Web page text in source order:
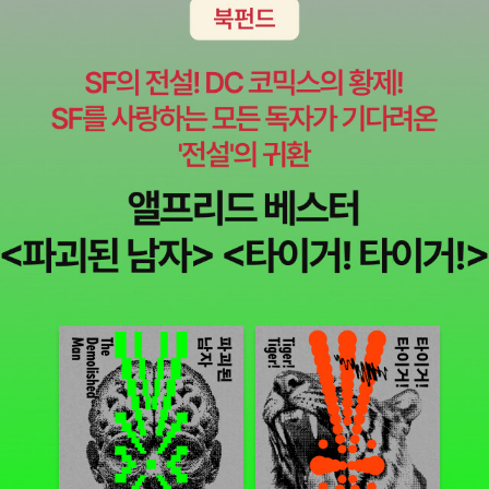
하게 되죠. 약혼자le fiancé 혹은 약혼녀la fiancée란 자신의 신뢰la
말합니다. 예전에는 “사랑에 자신을 건다”는 것은 “누군가에게 자신
의 믿음을 주는 것”이라고 말했습니다. 여기서는 이런저런 것을 하는
데에 있어서 자신을 거는 것이 아니라, 무엇보다도 그가 존재한다는
께 상대를 위해 자신을 거는 것입니다. (140-141쪽, 강조는 원문)4.
아름다움la beauté : 알고 있지만 말로 할 순 없는 ‘예쁨joliesse’과
‘아름다움la beauté’은 다르다. 예쁘다는 것은 상대성을 내포한 개념
적이라고 생각하지만 낭시의 입장은 다르다. 그는 아름다움은 주관적
이지 않고 보편적이지만, 그것을 자신이 제시할 수는 없다고 말한다.
그것은 어떤 신호나 기호를 통해 우리의 마음이 이끌리도록, 욕망이
일어나도록 만든다. 아름다움의 보편성은 “주어진 것이 아니라 요구
되고 제안되고 기대되는 것이며 우리를 긴장하게 만드는 것”(189쪽)
이다. 음악에서는 반향résonner이고, 그림에서는 “그것에 밀착되기
사랑한다면, 상대에게 긍정적인 감정을 가지고 있다면, 그걸 상대가
그런 건 바로 알려야 해! 사랑받는다는 건 삶에 있어서 큰 축복이니까,
누구에게나 아무때나 수시로 찾아다는 게 아니니까. 사랑은 사람을
변화시키기도 하니까. 세상에 단 한사람이라도 나를 사랑해준다면,
고 간 낡은 피아노가 자신의 인생을 바꾸었고, 매일 그 버려진 피아노
를 연주하며 노래를 부르는 자신을 한결같은 미소로 응원해 준 할머
니의 힘으로 가수가 되었다고 고백합니다. 그녀는 단호한 목소리로
한 사람. 나를 전적으로 응원해 주는 단 한 사람만 있으면 돼요.' 그녀
의 이름은 잊었지만 카랑카랑한 목소리는 기억에 생생합니다. 나를
전적으로 응원해 줄 단 한 사람, 바로 그 한 사람을 얻는 것이 인생의
전부가 아닐까 하는 생각에 가슴이 시려 오는 요즘입니다. (p.253)내
가 사랑하는 사람은 많다. 이 점이 내 인생을 풍요롭게 만들어준다. 나
는 엄마를 사랑하고, 여동생과 남동생을 사랑하고, 칠 살 조카와 네 살
>가 정말 궁금해진다. 그의 말처럼 '자질 없는 대통령은 어쩌면 국민
이 될 사람들이 당최 국민을 호구 보듯 보고 이미지 메이킹만 하고 뒤
로 나라를 팔아먹지 못하게 말이다. 서평 참 속 시원하다. 책의 단점까
지도 살짝 언급해주는 센스도 맘에 든다. 올해 중국 문화대혁명
시대에 대한 중국 소설을 몇 편 읽었다. 사실 우리 나라 근현대사도 잘
모르는 판국에 중국 근현대사를 잘 알 턱이 없는 나로서는 소설을 읽
고나서 갈증을 느꼈다. 도대체 모택동이 뭐? 이런 마음 말이다. 진보
신당 부대표인 장석준은 <모택동 시대와 포스트 모택동 시대>라는
했다. 나같은 사람들에게 필요한 책 같다. 다만 상하권 합쳐 1000쪽
이 넘는 분량은 살짝 버겁게 느껴지긴 하다만, 그 정도 분량은 되어야
중국을 이해할 수 있을 것 같기도 하다. 뇌과학에 관한 책이 범람
한다는 과학 저술가 이명현의 지적에 공감했다. 뇌과학 도서의 영역
은 어린이책에서부터 죽음에 대한 책까지 셀 수 없이 많아 이젠 전혀
새롭지도 않고, 귀가 기울여지지도 않는다. 그래서 사실 뇌과학 책인
고 있는지 궁금하다면 데이비드 에드먼즈와 나이젤 워버튼이 <철학
제공하고 있는데, 그래도 먹음직스럽다. 아, '한입 철학'의 대표격으
로는 황광우의 <철학콘서트>도 빼놓을 수 없겠다. 3권으로 완간됐는
데(2권도 표지갈이를 했다), '철학 멀미증' 독자라도 부담 없이 들어
탕 토도로프의 <민주주의 내부의 적>(반비, 2012)이다. 문학이론가
에서 사상가로 폭넓은 궤적으로 보여주고 있는 저자의 민주주의에 대
한 성찰을 담고 있다. 거기에 프랜시스 후쿠야마의 묵직한 저작 <정
이정우의 <진보의 새로운 조건들>(인간사랑, 2012)도 '진보'라는 화
두에 대한 철학적 성찰로 우리의 생각을 자극한다. '진보' 얘기가 나
온 김에 진보 지식인 특강을 책으로 묶은 <지금 여기의 진보>(이음,
2012)도 읽을 거리다. 소위 '진보'에 비판적 거리를 유지하고 있는 사
회학자 송호근 교수의 <이분법 사회를 넘어서>(다산북스, 2012)도
같이 읽을 만한 정치비평서. 김대호, 윤범기의 <안철수의 생각을 생
를 내포합니다. 이것은 우리에게 아주 중요한 무언가를 알려줍니다.
즉, 진정한 사랑이란 그 양이나 정도를 헤아리거나 비교할 수 있는 모
든 가능성을 넘어서서 시작한다는 사실을 보여주지요. 우리가 양을
가늠하고 비교하는 한 그것은 그저 이익 관계에 머물 뿐입니다. 진정
한 사랑은 그 완전한 차원에서 시작합니다. (123-4)